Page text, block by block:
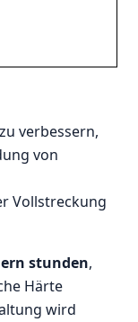
verbessern,
von
Vollstreckung
stunden,
Härte
wird